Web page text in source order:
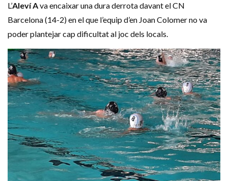
L’Aleví Ava encaixar una dura derrota davant elCN
Barcelona (14-2) en el que l’equip d’en Joan Colomer no va
poder plantejar cap dificultat al joc dels locals.